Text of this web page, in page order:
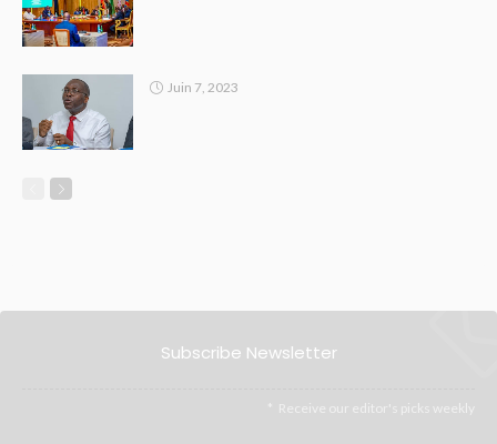
Juin 7, 2023
Subscribe Newsletter
Receive our editor's picks weekly